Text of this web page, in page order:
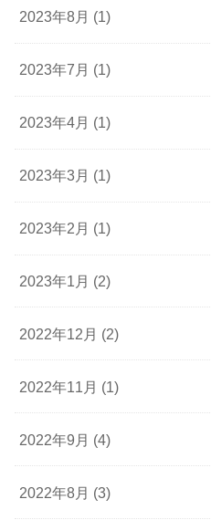
2023年8月 (1)
2023年7月 (1)
2023年4月 (1)
2023年3月 (1)
2023年2月 (1)
2023年1月 (2)
2022年12月 (2)
2022年11月 (1)
2022年9月 (4)
2022年8月 (3)